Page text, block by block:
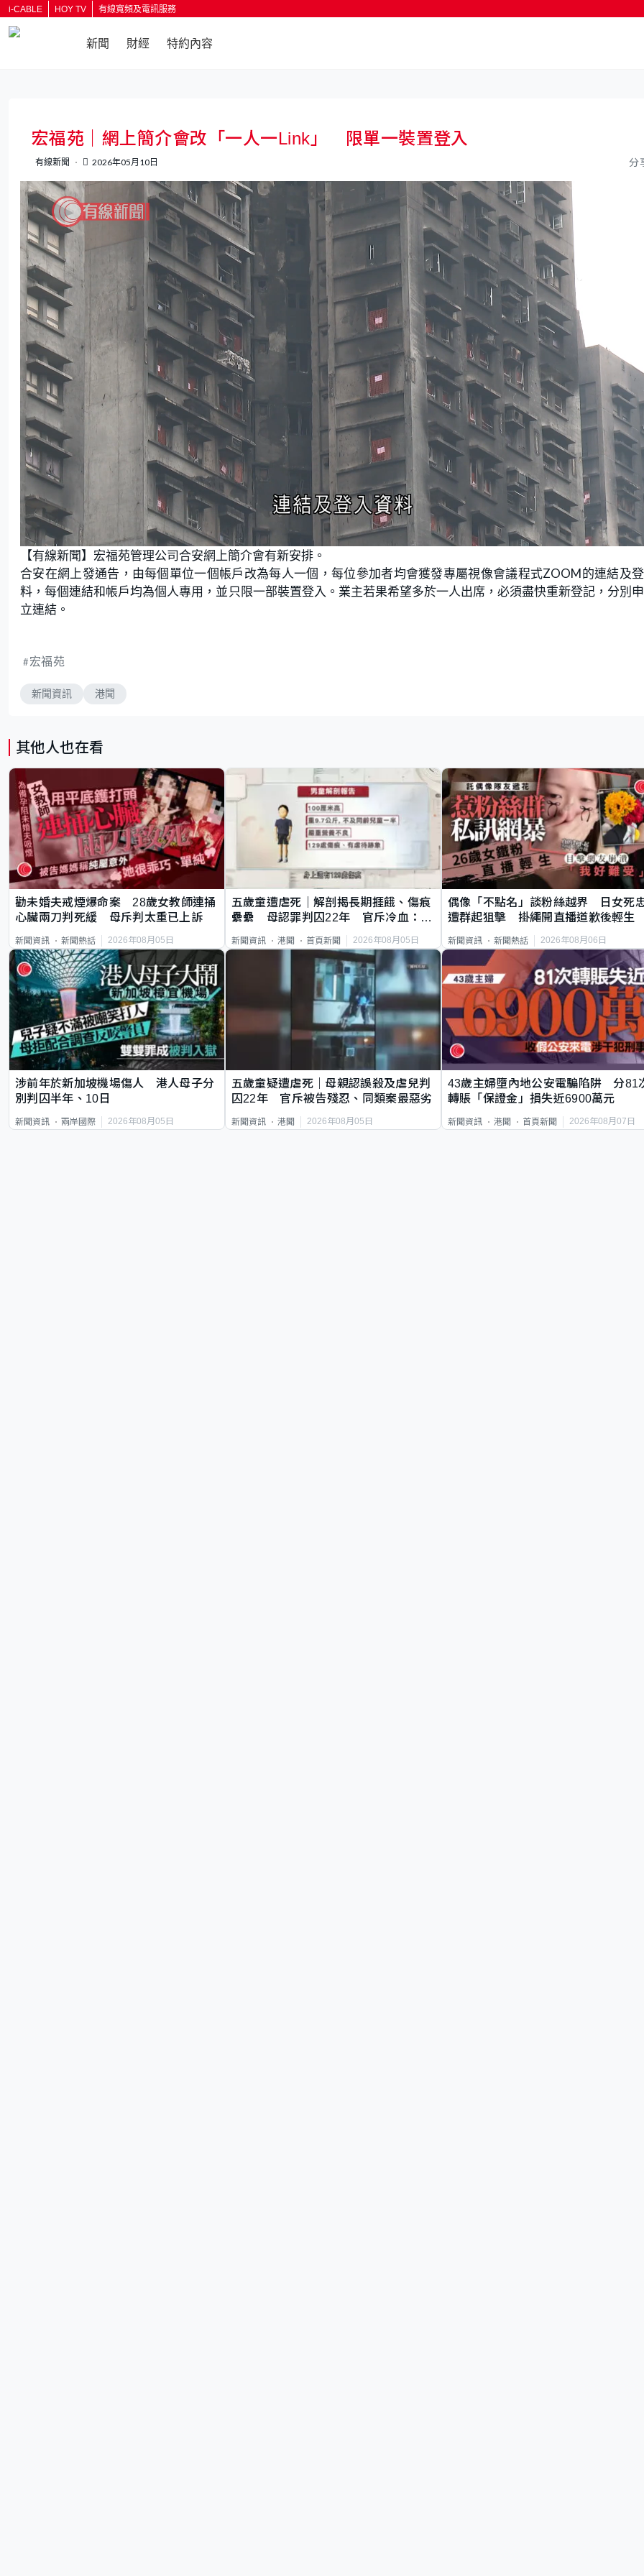
i-CABLE HOY TV 有線寬頻及電訊服務
新聞 財經 特約內容
宏福苑｜網上簡介會改「一人一Link」 限單一裝置登入
有線新聞 2026年05月10日 分
U
n
m
u
t
e
L
d
0
【有線新聞】宏福苑管理公司合安網上簡介會有新安排。
合安在網上發通告，由每個單位一個帳戶改為每人一個，每位參加者均會獲發專屬視像會議程式ZOOM的連結及
料，每個連結和帳戶均為個人專用，並只限一部裝置登入。業主若果希望多於一人出席，必須盡快重新登記，分別
立連結。
宏福苑
新聞資訊 港聞
其他人也在看
勸未婚夫戒煙爆命案 28歲女教師連捅
心臟兩刀判死緩 母斥判太重已上訴
新聞資訊 新聞熱話 2026年08月05日
五歲童遭虐死｜解剖揭長期捱餓、傷痕
纍纍 母認罪判囚22年 官斥冷血：同
新聞資訊 港聞 首頁新聞 2026年08月05日
偶像「不點名」談粉絲越界 日女死
遭群起狙擊 掛繩開直播道歉後輕生
新聞資訊 新聞熱話 2026年08月06日
涉前年於新加坡機場傷人 港人母子分
別判囚半年、10日
新聞資訊 兩岸國際 2026年08月05日
五歲童疑遭虐死｜母親認誤殺及虐兒判
囚22年 官斥被告殘忍、同類案最惡劣
新聞資訊 港聞 2026年08月05日
43歲主婦墮內地公安電騙陷阱 分81
轉賬「保證金」損失近6900萬元
新聞資訊 港聞 首頁新聞 2026年08月07日